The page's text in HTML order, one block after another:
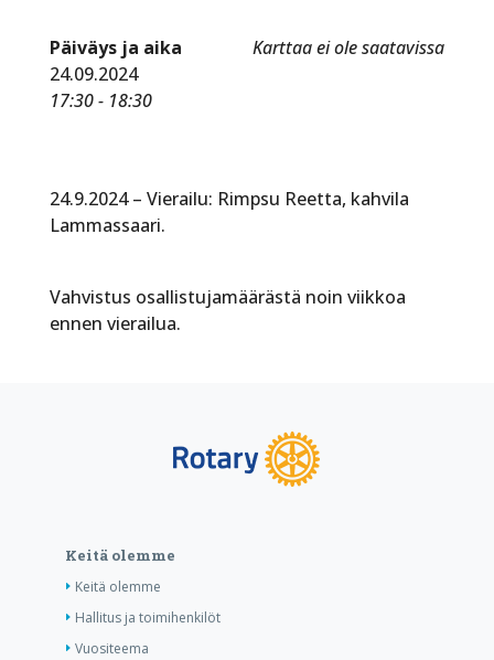
Karttaa ei ole saatavissa
Päiväys ja aika
24.09.2024
17:30 - 18:30
24.9.2024 – Vierailu: Rimpsu Reetta, kahvila
Lammassaari.
Vahvistus osallistujamäärästä noin viikkoa
ennen vierailua.
Keitä olemme
Keitä olemme
Hallitus ja toimihenkilöt
Vuositeema